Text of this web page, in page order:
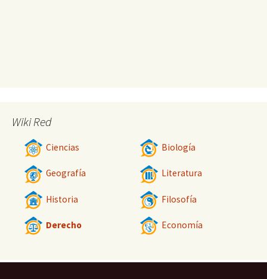
Wiki Red
Ciencias Biología
Geografía Literatura
Historia Filosofía
Derecho Economía